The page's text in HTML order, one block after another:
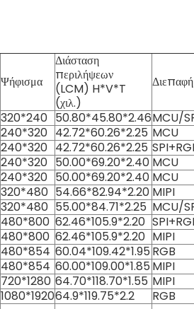
Ψήφισμα
Διάσταση
περιλήψεων
(LCM) H*V*T
(χιλ.)
Διεπαφή
320*240 50.80*45.80*2.46MCU/
240*320 42.72*60.26*2.25 MCU
240*320 42.72*60.26*2.25
240*320 50.00*69.20*2.40 MCU
240*320 50.00*69.20*2.40 MCU
320*480 54.66*82.94*2.20 MIPI
320*480 55.00*84.71*2.25 MCU/
480*800 62.46*105.9*2.20
480*800 62.46*105.9*2.20 MIPI
480*854 60.04*109.42*1.95 RGB
480*854 60.00*109.00*1.85 MIPI
720*1280 64.70*118.70*1.55 MIPI
1080*192064.9*119.75*2.2
RGB